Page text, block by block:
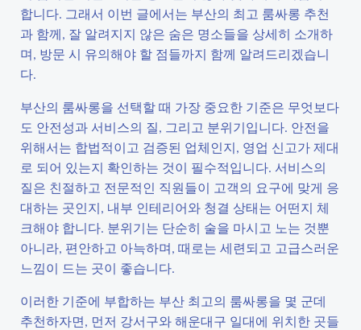
합니다. 그래서 이번 글에서는 부산의 최고 룸싸롱 추천
과 함께, 잘 알려지지 않은 숨은 명소들을 상세히 소개하
며, 방문 시 유의해야 할 점들까지 함께 알려드리겠습니
다.
부산의 룸싸롱을 선택할 때 가장 중요한 기준은 무엇보다
도 안전성과 서비스의 질, 그리고 분위기입니다. 안전을
위해서는 합법적이고 검증된 업체인지, 영업 신고가 제대
로 되어 있는지 확인하는 것이 필수적입니다. 서비스의
질은 친절하고 전문적인 직원들이 고객의 요구에 맞게 응
대하는 곳인지, 내부 인테리어와 청결 상태는 어떤지 체
크해야 합니다. 분위기는 단순히 술을 마시고 노는 것뿐
아니라, 편안하고 아늑하며, 때로는 세련되고 고급스러운
느낌이 드는 곳이 좋습니다.
이러한 기준에 부합하는 부산 최고의 룸싸롱을 몇 군데
추천하자면, 먼저 강서구와 해운대구 일대에 위치한 곳들